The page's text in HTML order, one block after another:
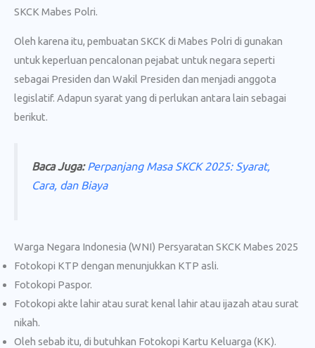
SKCK Mabes Polri.
Oleh karena itu, pembuatan SKCK di Mabes Polri di gunakan
untuk keperluan pencalonan pejabat untuk negara seperti
sebagai Presiden dan Wakil Presiden dan menjadi anggota
legislatif. Adapun syarat yang di perlukan antara lain sebagai
berikut.
Baca Juga:Perpanjang Masa SKCK 2025: Syarat,
Cara, dan Biaya
Warga Negara Indonesia (WNI) Persyaratan SKCK Mabes 2025
Fotokopi KTP dengan menunjukkan KTP asli.
Fotokopi Paspor.
Fotokopi akte lahir atau surat kenal lahir atau ijazah atau surat
nikah.
Oleh sebab itu, di butuhkan Fotokopi Kartu Keluarga (KK).